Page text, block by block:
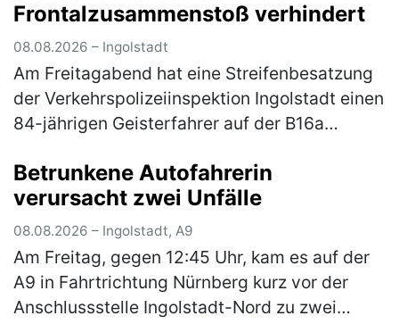
(mehr)
Frontalzusammenstoß verhindert
08.08.2026 – Ingolstadt
Am Freitagabend hat eine Streifenbesatzung
der Verkehrspolizeiinspektion Ingolstadt einen
84-jährigen Geisterfahrer auf der B16a
einen schweren Verkehrsunfall v…
Betrunkene Autofahrerin
verursacht zwei Unfälle
08.08.2026 – Ingolstadt, A9
Am Freitag, gegen 12:45 Uhr, kam es auf der
A9 in Fahrtrichtung Nürnberg kurz vor der
Anschlussstelle Ingolstadt-Nord zu zwei